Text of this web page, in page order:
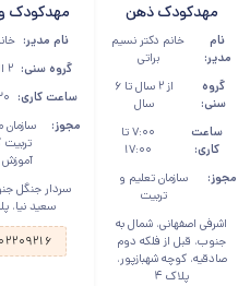
مهدکودک ذهن
روشن در اشرفی
اصفهانی
نام
مدیر:
خانم دکتر نسیم
براتی
گروه
سنی:
از ۲ سال تا ۶
سال
ساعت
کاری:
۷:۰۰ تا
۱۷:۰۰
مجوز:
سازمان تعلیم و
تربیت
اشرفی اصفهانی، شمال به
جنوب، قبل از فلکه دوم
صادقیه، کوچه شهبازپور،
پلاک ۴
مهدکودک
در سردار
نام مدیر:
گروه سنی: ۲ الی ۶ سال
ساعت کاری:
مجوز:
سازمان
سردار جنگل
سعید نیا،